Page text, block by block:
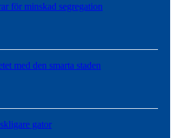
för minskad segregation
med den smarta staden
gator